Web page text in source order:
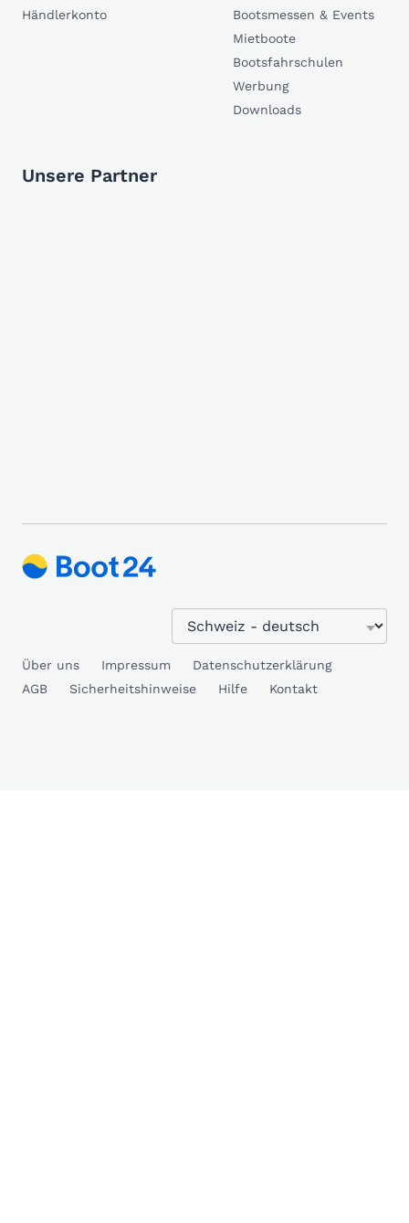
Händlerkonto
Bootsmessen & Events
Mietboote
Bootsfahrschulen
Werbung
Downloads
Unsere Partner
Über uns Impressum
Datenschutzerklärung
AGB
Sicherheitshinweise Hilfe Kontakt